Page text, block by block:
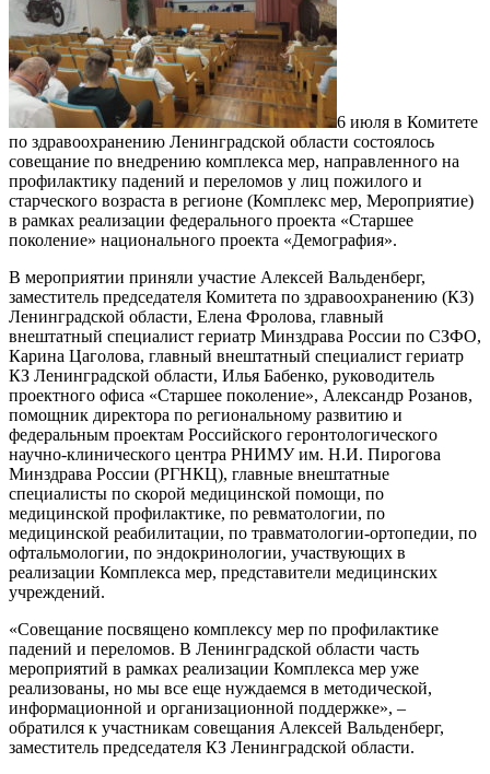
6 июля в Комитете
по здравоохранению Ленинградской области состоялось
совещание по внедрению комплекса мер, направленного на
профилактику падений и переломов у лиц пожилого и
старческого возраста в регионе (Комплекс мер, Мероприятие)
в рамках реализации федерального проекта «Старшее
поколение» национального проекта «Демография».
В мероприятии приняли участие Алексей Вальденберг,
заместитель председателя Комитета по здравоохранению (КЗ)
Ленинградской области, Елена Фролова, главный
внештатный специалист гериатр Минздрава России по СЗФО,
Карина Цаголова, главный внештатный специалист гериатр
КЗ Ленинградской области, Илья Бабенко, руководитель
проектного офиса «Старшее поколение», Александр Розанов,
помощник директора по региональному развитию и
федеральным проектам Российского геронтологического
научно-клинического центра РНИМУ им. Н.И. Пирогова
Минздрава России (РГНКЦ), главные внештатные
специалисты по скорой медицинской помощи, по
медицинской профилактике, по ревматологии, по
медицинской реабилитации, по травматологии-ортопедии, по
офтальмологии, по эндокринологии, участвующих в
реализации Комплекса мер, представители медицинских
учреждений.
«Совещание посвящено комплексу мер по профилактике
падений и переломов. В Ленинградской области часть
мероприятий в рамках реализации Комплекса мер уже
реализованы, но мы все еще нуждаемся в методической,
информационной и организационной поддержке», –
обратился к участникам совещания Алексей Вальденберг,
заместитель председателя КЗ Ленинградской области.